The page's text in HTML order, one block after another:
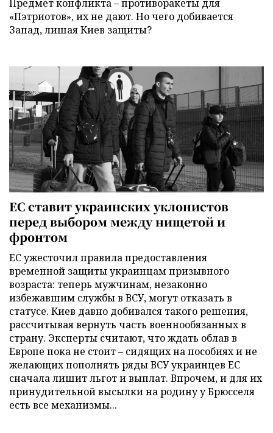
Предмет конфликта – противоракеты для
«Пэтриотов», их не дают. Но чего добивается
Запад, лишая Киев защиты?
ЕС ставит украинских уклонистов
перед выбором между нищетой и
фронтом
ЕС ужесточил правила предоставления
временной защиты украинцам призывного
возраста: теперь мужчинам, незаконно
избежавшим службы в ВСУ, могут отказать в
статусе. Киев давно добивался такого решения,
рассчитывая вернуть часть военнообязанных в
страну. Эксперты считают, что ждать облав в
Европе пока не стоит – сидящих на пособиях и не
желающих пополнять ряды ВСУ украинцев ЕС
сначала лишит льгот и выплат. Впрочем, и для их
принудительной высылки на родину у Брюсселя
есть все механизмы...